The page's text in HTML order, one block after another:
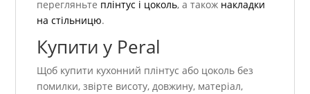
перегляньте плінтус і цоколь, а також накладки
на стільницю.
Купити у Peral
Щоб купити кухонний плінтус або цоколь без
помилки, звірте висоту, довжину, матеріал,